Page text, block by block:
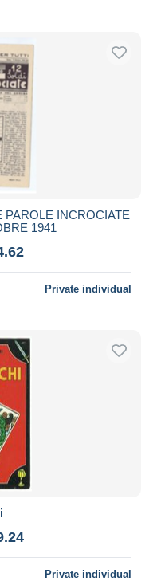
PAROLE INCROCIATE
1941
Private individual
Private individual